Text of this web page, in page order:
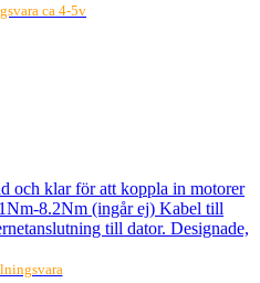
ca 4-5v
och klar för att koppla in motorer
8.2Nm (ingår ej) Kabel till
till dator. Designade,